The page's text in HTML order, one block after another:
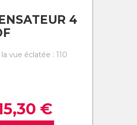
4
vue éclatée : 110
€